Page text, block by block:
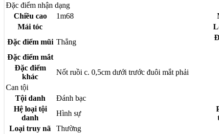
Đặc điểm nhận dạng
Chiều cao
1m68
Mái tóc
Đặc điểm mũi Thẳng
Đặc điểm mắt
Đặc điểm
khác
Nốt ruồi c. 0,5cm dưới trước đuôi mắt phải
Can tội
Tội danh
Đánh bạc
Hệ loại tội
danh
Hình sự
Loại truy nã
Thường